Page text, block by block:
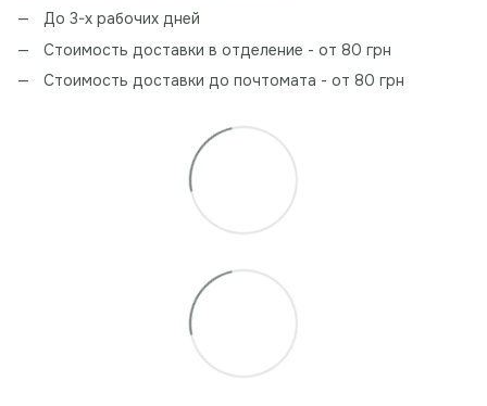
До 3-х рабочих дней
Стоимость доставки в отделение - от 80 грн
Стоимость доставки до почтомата - от 80 грн